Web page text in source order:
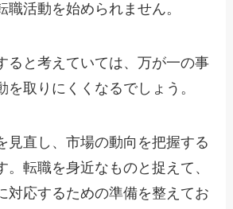
職活動を始められません。
ると考えていては、万が一の事
を取りにくくなるでしょう。
見直し、市場の動向を把握する
。転職を身近なものと捉えて、
対応するための準備を整えてお